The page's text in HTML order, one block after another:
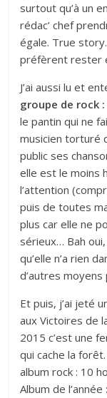
surtout qu’à un
rédac’ chef
égale. True
préfèrent rester
J’ai aussi lu et
groupe de rock
le pantin qui ne
musicien torturé
public ses
elle est le moins
l’attention
puis de toutes
plus car elle ne
sérieux… Bah
qu’elle n’a rien
d’autres
Et puis, j’ai jeté
aux Victoires de
2015 c’est une
qui cache la
album rock : 10
Album de